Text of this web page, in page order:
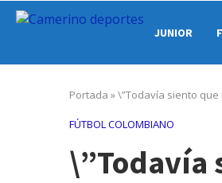
JUNIOR
Portada »\”Todavía siento
FÚTBOL COLOMBIANO
\”Todavía